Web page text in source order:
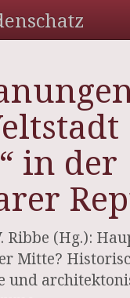
in der
Ribbe (Hg.):
Mitte?
und